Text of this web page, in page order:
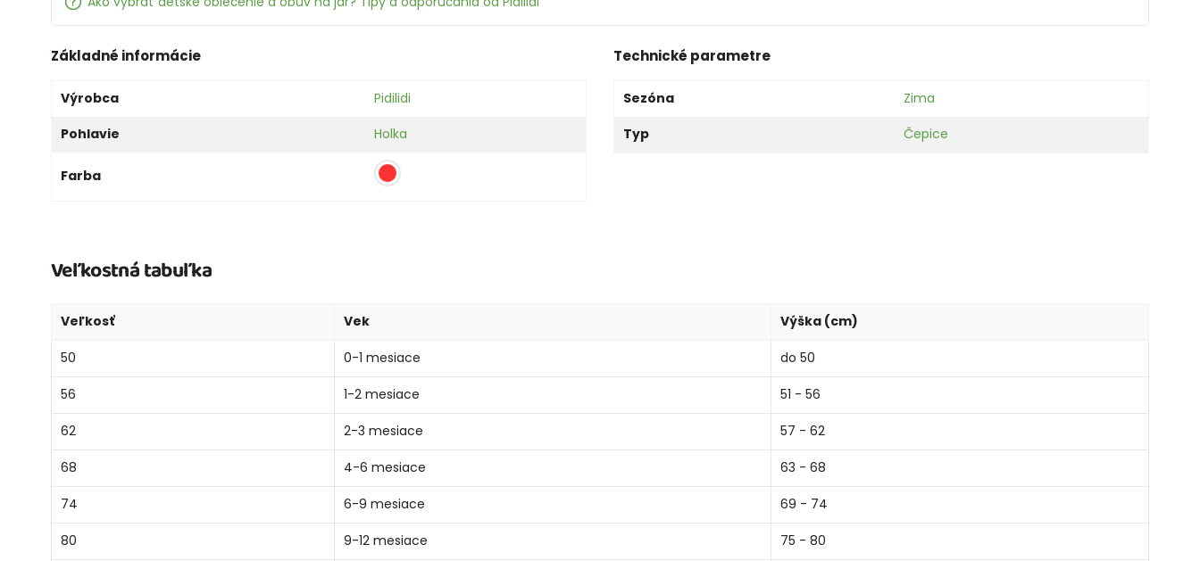
Základné informácie
Výrobca
Pidilidi
Pohlavie
Holka
Farba
Technické parametre
Sezóna
Zima
Typ
Čepice
Veľkostná tabuľka
Veľkosť Vek Výška (cm)
50 0-1 mesiace do 50
56 1-2 mesiace 51 - 56
62 2-3 mesiace 57 - 62
68 4-6 mesiace 63 - 68
74 6-9 mesiace 69 - 74
80 9-12 mesiace 75 - 80